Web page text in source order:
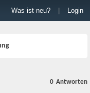
Was ist neu? Login
0 Antworten